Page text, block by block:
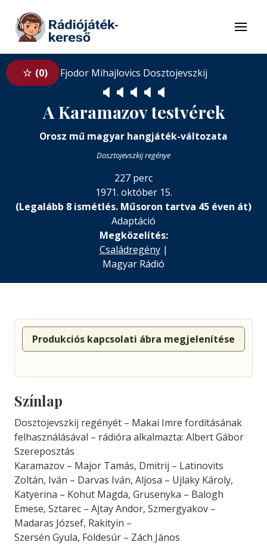
Tovább a tartalomhoz
Menü
0 Fjodor Mihajlovics Dosztojevszkij
🔈 🔈 🔈 🔈 🔈
A Karamazov testvérek
Orosz mű magyar hangjáték-változata
Dosztojevszkij regénye
227 perc
1971. október 15.
(Legalább 8 ismétlés. Műsoron tartva 45 éven át)
Adaptáció
Megközelítés:
Családregény|
Magyar Rádió
Produkciós kapcsolati ábra megjelenítése
Színlap
Dosztojevszkij regényét – Makai Imre fordításának
felhasználásával – rádióra alkalmazta: Albert Gábor
Szereposztás
Karamazov – Major Tamás, Dmitrij – Latinovits
Zoltán, Iván – Darvas Iván, Aljosa – Ujlaky Károly,
Katyerina – Kohut Magda, Grusenyka – Balogh
Emese, Sztarec – Ajtay Andor, Szmergyakov –
Madaras József, Rakityin –
Szersén Gyula, Földesúr – Zách János